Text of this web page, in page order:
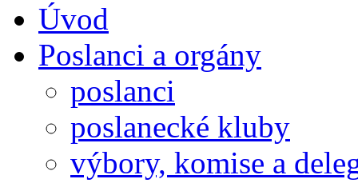
Úvod
Poslanci a orgány
poslanci
poslanecké kluby
výbory, komise a